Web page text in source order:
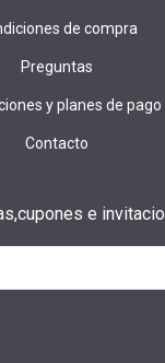
de compra
Preguntas
y planes de pago
Contacto
e